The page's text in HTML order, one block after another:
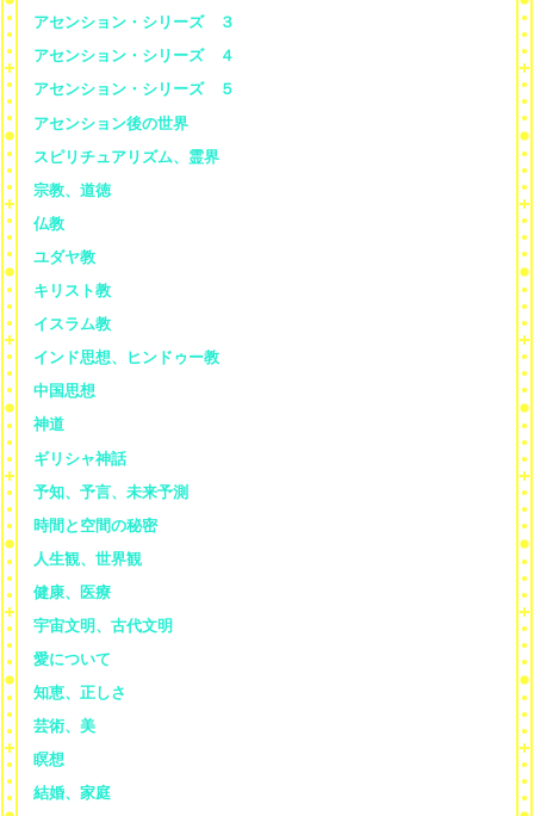
アセンション・シリーズ ３
アセンション・シリーズ ４
アセンション・シリーズ ５
アセンション後の世界
スピリチュアリズム、霊界
宗教、道徳
仏教
ユダヤ教
キリスト教
イスラム教
インド思想、ヒンドゥー教
中国思想
神道
ギリシャ神話
予知、予言、未来予測
時間と空間の秘密
人生観、世界観
健康、医療
宇宙文明、古代文明
愛について
知恵、正しさ
芸術、美
瞑想
結婚、家庭